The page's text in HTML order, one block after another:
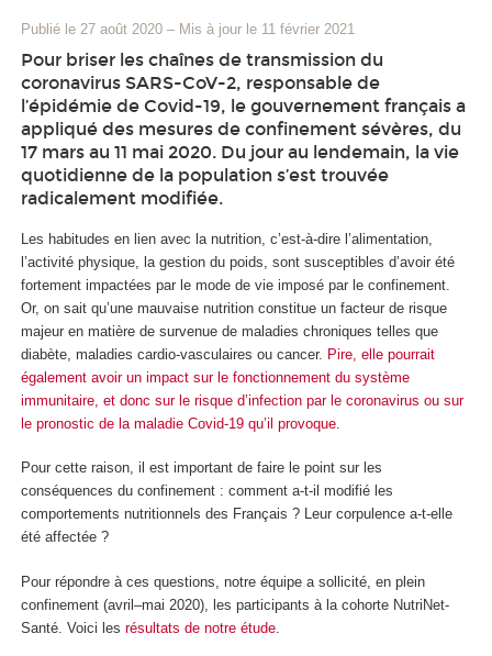
Publié le 27 août 2020 – Mis à jour le 11 février 2021
Pour briser les chaînes de transmission du
coronavirus SARS-CoV-2, responsable de
l’épidémie de Covid-19, le gouvernement français a
appliqué des mesures de confinement sévères, du
17 mars au 11 mai 2020. Du jour au lendemain, la vie
quotidienne de la population s’est trouvée
radicalement modifiée.
Les habitudes en lien avec la nutrition, c’est-à-dire l’alimentation,
l’activité physique, la gestion du poids, sont susceptibles d’avoir été
fortement impactées par le mode de vie imposé par le confinement.
Or, on sait qu’une mauvaise nutrition constitue un facteur de risque
majeur en matière de survenue de maladies chroniques telles que
diabète, maladies cardio-vasculaires ou cancer. Pire, elle pourrait
également avoir un impact sur le fonctionnement du système
immunitaire, et donc sur le risque d’infection par le coronavirus ou sur
le pronostic de la maladie Covid-19 qu’il provoque
Pour cette raison, il est important de faire le point sur les
conséquences du confinement : comment a-t-il modifié les
comportements nutritionnels des Français ? Leur corpulence a-t-elle
été affectée ?
Pour répondre à ces questions, notre équipe a sollicité, en plein
confinement (avril–mai 2020), les participants à la cohorte NutriNet-
Santé. Voici les résultats de notre étude